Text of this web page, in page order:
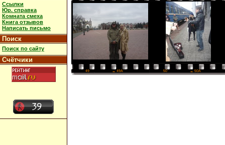
Ссылки
Юр. справка
Комната смеха
Книга отзывов
Написать письмо
Поиск
Поиск по сайту
Счётчики
49 → 49A 50 → 50A